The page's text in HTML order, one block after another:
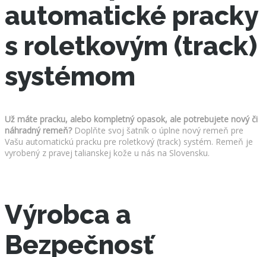
automatické pracky
s roletkovým (track)
systémom
Už máte pracku, alebo kompletný opasok, ale potrebujete nový či
náhradný remeň?Doplňte svoj šatník o úplne nový remeň pre
Vašu automatickú pracku pre roletkový (track) systém. Remeň je
vyrobený z pravej talianskej kože u nás na Slovensku.
Výrobca a
Bezpečnosť